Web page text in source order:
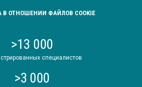
В ОТНОШЕНИИ ФАЙЛОВ COOKIE
>13 000
специалистов
>3 000